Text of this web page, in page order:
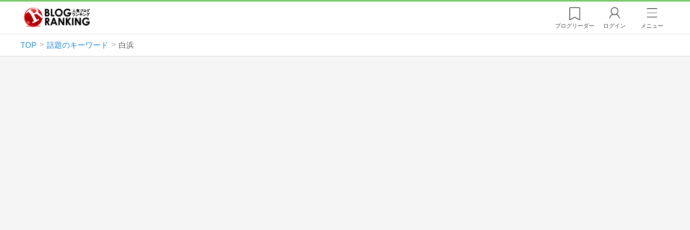
ブログリーダー ログイン メニュー
TOP 話題のキーワード 白浜